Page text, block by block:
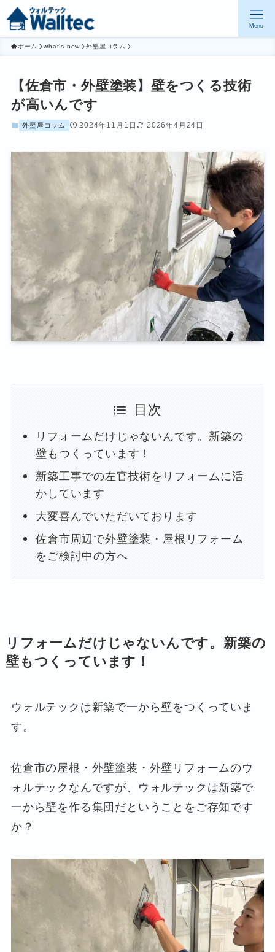
Menu
ホーム what’s new 外壁屋コラム
【佐倉市・外壁塗装】壁をつくる技術
が高いんです
外壁屋コラム 2024年11月1日 2026年4月24日
目次
リフォームだけじゃないんです。新築の
壁もつくっています！
新築工事での左官技術をリフォームに活
かしています
大変喜んでいただいております
佐倉市周辺で外壁塗装・屋根リフォーム
をご検討中の方へ
リフォームだけじゃないんです。新築の
壁もつくっています！
ウォルテックは新築で一から壁をつくっていま
す。
佐倉市の屋根・外壁塗装・外壁リフォームのウ
ォルテックなんですが、ウォルテックは新築で
一から壁を作る集団だということをご存知です
か？